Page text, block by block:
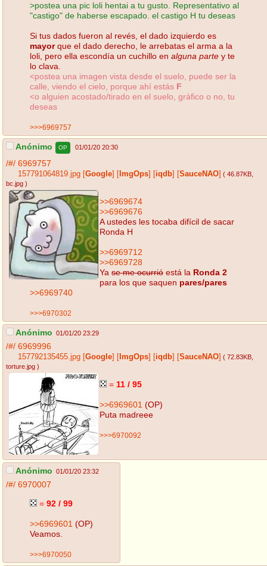
>postea una pic loli hentai a tu gusto. Representativo al
"castigo" de haberse escapado. el castigo H tu deseas
Si tus dados fueron al revés, el dado izquierdo es
mayorque el dado derecho, le arrebatas el arma a la
loli, pero ella escondía un cuchillo en alguna parte y te
lo clava.
<postea una imagen vista desde el suelo, puede ser la
calle, viendo el cielo, porque ahí estás F
<o alguien acostado/tirado en el suelo, gráfico o no, tu
deseas
>>>6969757
Anónimo OP 01/01/20 20:30
/#/ 6969757
157791064819.jpg Google ImgOps iqdb SauceNAO ( 46.87KB
bc.jpg )
>>6969674
>>6969676
A ustedes les tocaba difícil de sacar
Ronda H
>>6969712
>>6969728
Ya se me ocurrió está la Ronda 2
para los que saquen pares/pares
>>6969740
>>>6970302
Anónimo 01/01/20 23:29
/#/ 6969996
157792135455.jpg Google ImgOps iqdb SauceNAO ( 72.83KB
torture.jpg )
= 11 / 95
>>6969601 (OP)
Puta madreee
>>>6970092
Anónimo 01/01/20 23:32
/#/ 6970007
= 92 / 99
>>6969601 (OP)
Veamos.
>>>6970050